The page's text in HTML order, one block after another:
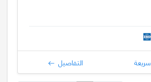
التفاصيل